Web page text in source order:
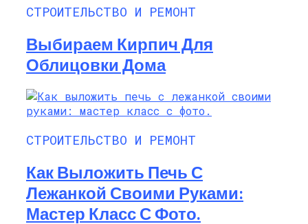
СТРОИТЕЛЬСТВО И РЕМОНТ
Выбираем Кирпич Для
Облицовки Дома
СТРОИТЕЛЬСТВО И РЕМОНТ
Как Выложить Печь С
Лежанкой Своими Руками:
Мастер Класс С Фото.